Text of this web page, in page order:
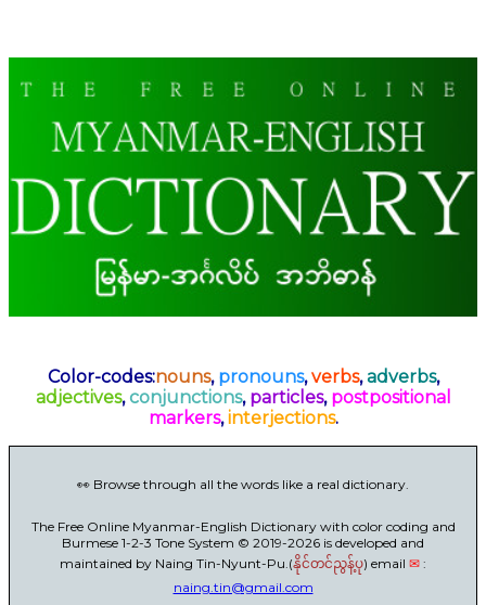
Color-codes:nouns, pronouns,verbs,adverbs,
adjectives,conjunctions, particles, postpositional
markers,interjections.
👀 Browse through all the words like a real dictionary.
The Free Online Myanmar-English Dictionary with color coding and
Burmese 1-2-3 Tone System © 2019-2026 is developed and
maintained by Naing Tin-Nyunt-Pu.(နိုင်တင်ညွန့်ပု) email ✉ :
naing.tin@gmail.com